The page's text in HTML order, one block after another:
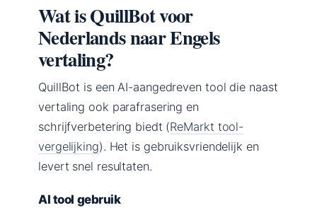
Wat is QuillBot voor
Nederlands naar Engels
vertaling?
QuillBot is een AI-aangedreven tool die naast
vertaling ook parafrasering en
schrijfverbetering biedt (ReMarkt tool-
vergelijking). Het is gebruiksvriendelijk en
levert snel resultaten.
AI tool gebruik